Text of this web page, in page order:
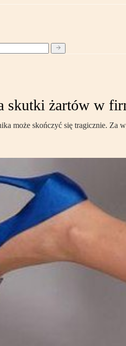
skutki żartów w
może skończyć się tragicznie. Za